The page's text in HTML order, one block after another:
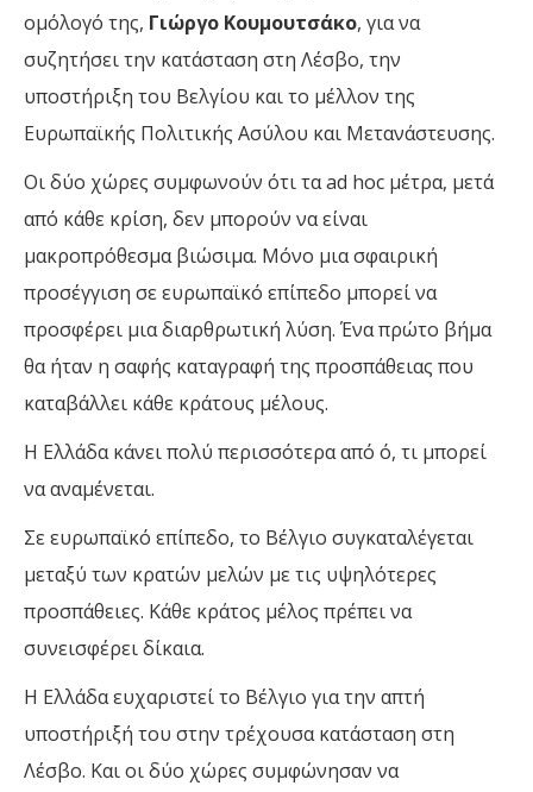
ομόλογό της, Γιώργο Κουμουτσάκο, για να
συζητήσει την κατάσταση στη Λέσβο, την
υποστήριξη του Βελγίου και το μέλλον της
Ευρωπαϊκής Πολιτικής Ασύλου και Μετανάστευσης.
Οι δύο χώρες συμφωνούν ότι τα ad hoc μέτρα, μετά
από κάθε κρίση, δεν μπορούν να είναι
μακροπρόθεσμα βιώσιμα. Μόνο μια σφαιρική
προσέγγιση σε ευρωπαϊκό επίπεδο μπορεί να
προσφέρει μια διαρθρωτική λύση. Ένα πρώτο βήμα
θα ήταν η σαφής καταγραφή της προσπάθειας που
καταβάλλει κάθε κράτους μέλους.
Η Ελλάδα κάνει πολύ περισσότερα από ό, τι μπορεί
να αναμένεται.
Σε ευρωπαϊκό επίπεδο, το Βέλγιο συγκαταλέγεται
μεταξύ των κρατών μελών με τις υψηλότερες
προσπάθειες. Κάθε κράτος μέλος πρέπει να
συνεισφέρει δίκαια.
Η Ελλάδα ευχαριστεί το Βέλγιο για την απτή
υποστήριξή του στην τρέχουσα κατάσταση στη
Λέσβο. Και οι δύο χώρες συμφώνησαν να